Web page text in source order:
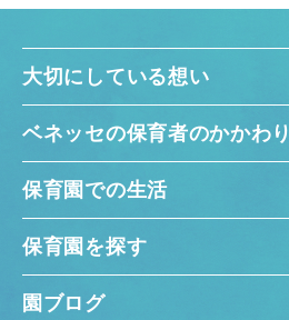
大切にしている想い
ベネッセの保育者のかかわ
保育園での生活
保育園を探す
園ブログ